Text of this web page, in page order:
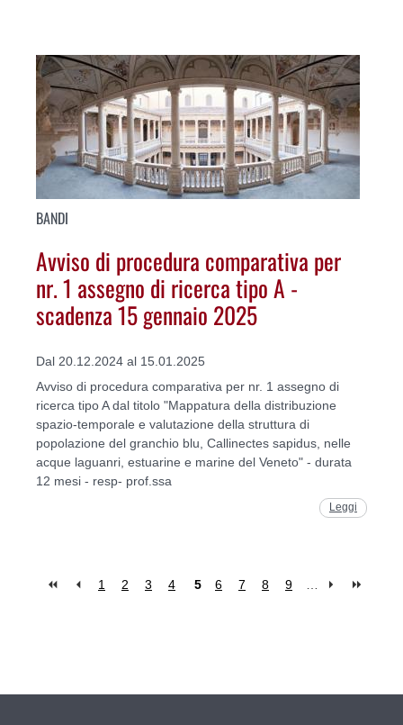
BANDI
Avviso di procedura comparativa per
nr. 1 assegno di ricerca tipo A -
scadenza 15 gennaio 2025
Dal 20.12.2024 al 15.01.2025
Avviso di procedura comparativa per nr. 1 assegno di
ricerca tipo A dal titolo "Mappatura della distribuzione
spazio-temporale e valutazione della struttura di
popolazione del granchio blu, Callinectes sapidus, nelle
acque laguanri, estuarine e marine del Veneto" - durata
12 mesi - resp- prof.ssa
Leggi
1 2 3 4 5 6 7 8 9